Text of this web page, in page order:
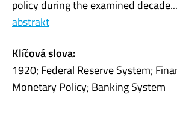
policy during the examined
abstrakt
Klíčová slova:
1920; Federal Reserve System;
Monetary Policy; Banking System